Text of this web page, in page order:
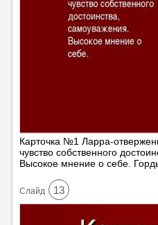
Карточка №1 Ларра-
чувство собственного
Высокое мнение о себе.
Cлайд 13